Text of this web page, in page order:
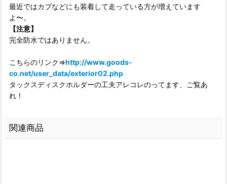
最近ではカブなどにも装着して走っている方が増えています
よ〜。
【注意】
完全防水ではありません。
こちらのリンク⇒http://www.goods-
co.net/user_data/exterior02.php
タックスディスクホルダーの工夫アレコレのってます、ご覧あ
れ！
関連商品